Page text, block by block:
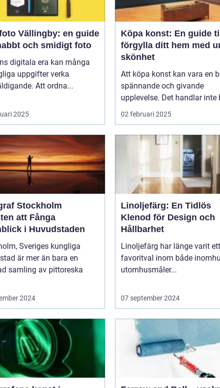
Vällingby: en guide
och smidigt foto
digitala era kan många
uppgifter verka
Att ordna...
2025
Köpa konst: En guide
förgylla ditt hem med
skönhet
Att köpa konst kan vara en
spännande och givande
upplevelse. Det handlar inte
02 februari 2025
Stockholm
att Fånga
i Huvudstaden
Sveriges kungliga
är mer än bara en
samling av pittoreska
2024
Linoljefärg: En Tidlös
Klenod för Design och
Hållbarhet
Linoljefärg har länge varit ett
favoritval inom både
utomhusmåler...
07 september 2024